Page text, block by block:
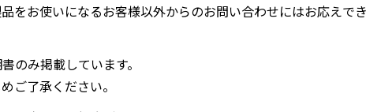
をお使いになるお客様以外からのお問い合わせにはお応えで
のみ掲載しています。
ご了承ください。